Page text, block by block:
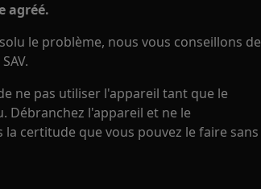
agréé.
le problème, nous vous conseillons de
ne pas utiliser l'appareil tant que le
Débranchez l'appareil et ne le
certitude que vous pouvez le faire sans